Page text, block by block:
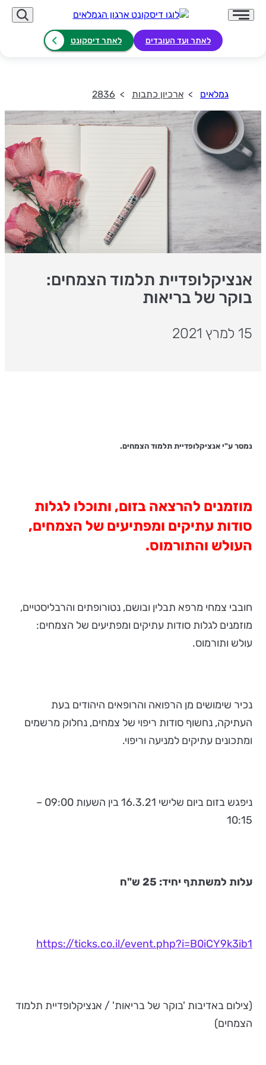
לאתר ועד העובדים לאתר דיסקונט
גמלאים ארכיון כתבות 2836
אנציקלופדיית תלמוד הצמחים:
בוקר של בריאות
15 למרץ 2021
נמסר ע"י אנציקלופדיית תלמוד הצמחים.
מוזמנים להרצאה בזום, ותוכלו לגלות
סודות עתיקים ומפתיעים של הצמחים,
העולש והתורמוס.
חובבי צמחי מרפא תבלין ובושם, נטורופתים והרבליסטיים,
מוזמנים לגלות סודות עתיקים ומפתיעים של הצמחים:
עולש ותורמוס.
נכיר שימושים מן הרפואה והרופאים היהודים בעת
העתיקה, נחשוף סודות ריפוי של צמחים, נחלוק מרשמים
ומתכונים עתיקים למניעה וריפוי.
ניפגש בזום ביום שלישי 16.3.21 בין השעות 09:00 –
10:15
עלות למשתתף יחיד: 25 ש"ח
https://ticks.co.il/event.php?i=B0iCY9k3ib1
(צילום באדיבות 'בוקר של בריאות' / אנציקלופדיית תלמוד
הצמחים)